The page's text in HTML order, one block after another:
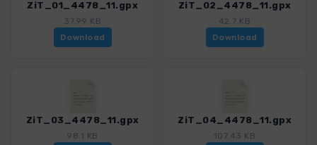
ZiT_01_4478_11.gpx
37.99 KB
Download
ZiT_02_4478_11.gpx
42.7 KB
Download
ZiT_03_4478_11.gpx
98.1 KB
ZiT_04_4478_11.gpx
107.43 KB